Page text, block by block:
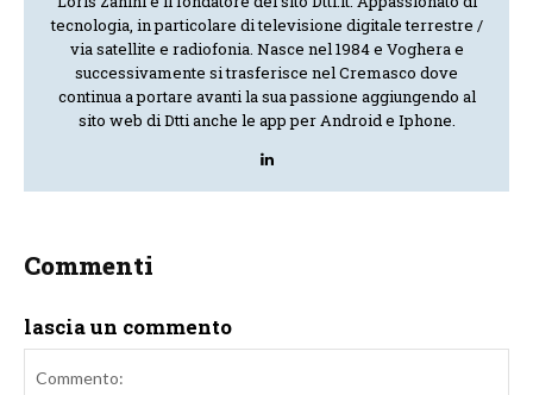
tecnologia, in particolare di televisione digitale terrestre /
via satellite e radiofonia. Nasce nel 1984 e Voghera e
successivamente si trasferisce nel Cremasco dove
continua a portare avanti la sua passione aggiungendo al
sito web di Dtti anche le app per Android e Iphone.
Commenti
lascia un commento